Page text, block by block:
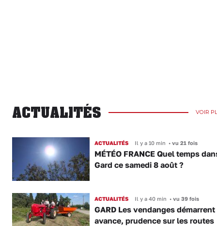
ACTUALITÉS VOIR
ACTUALITÉS Il y a 10 min •vu 21 fois
MÉTÉO FRANCE Quel temps
Gard ce samedi 8 août ?
ACTUALITÉS Il y a 40 min •vu 39 fois
GARD Les vendanges démarrent
avance, prudence sur les routes